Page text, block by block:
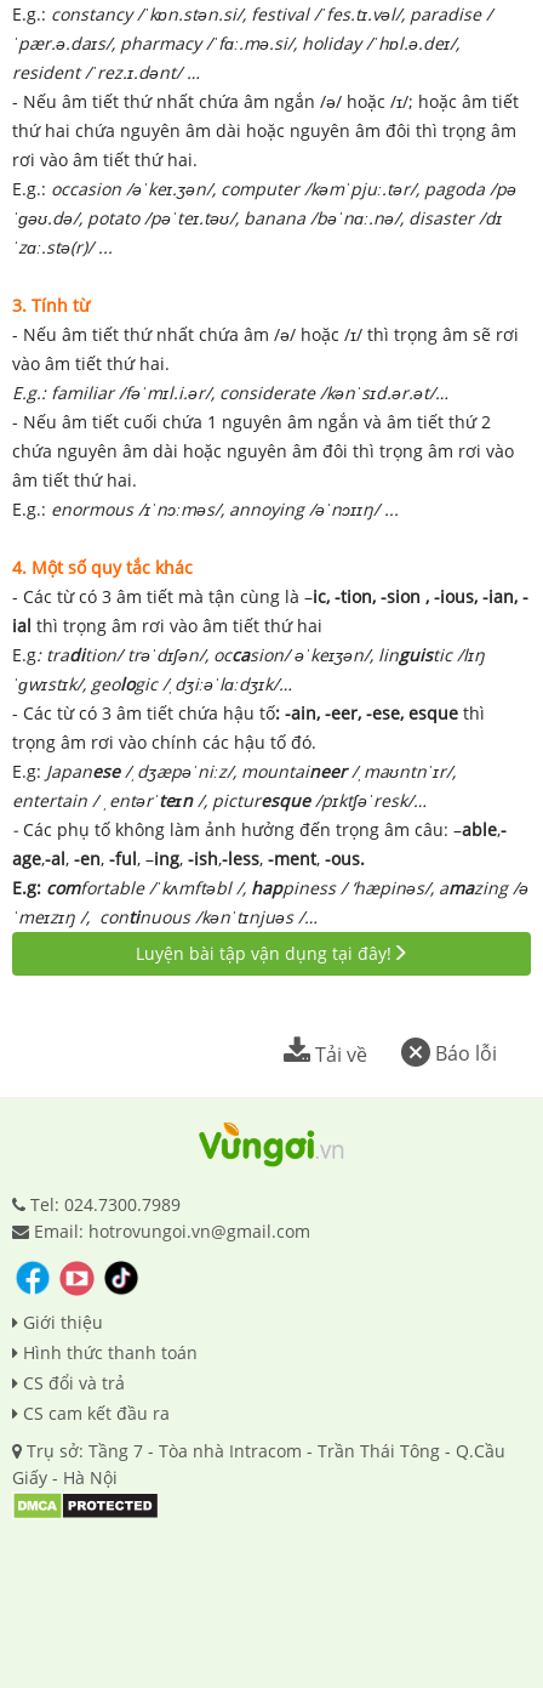
E.g.: constancy /ˈkɒn.stən.si/, festival /ˈfes.tɪ.vəl/, paradise /
ˈpær.ə.daɪs/, pharmacy /ˈfɑː.mə.si/, holiday /ˈhɒl.ə.deɪ/,
resident /ˈrez.ɪ.dənt/ …
- Nếu âm tiết thứ nhất chứa âm ngắn /ə/ hoặc /ɪ/; hoặc âm tiết
thứ hai chứa nguyên âm dài hoặc nguyên âm đôi thì trọng âm
rơi vào âm tiết thứ hai.
E.g.: occasion /əˈkeɪ.ʒən/, computer /kəmˈpjuː.tər/, pagoda /pə
ˈɡəʊ.də/, potato /pəˈteɪ.təʊ/, banana /bəˈnɑː.nə/, disaster /dɪ
ˈzɑː.stə(r)/ ...
3. Tính từ
- Nếu âm tiết thứ nhất chứa âm /ə/ hoặc /ɪ/ thì trọng âm sẽ rơi
vào âm tiết thứ hai.
E.g.: familiar /fəˈmɪl.i.ər/, considerate /kənˈsɪd.ər.ət/…
- Nếu âm tiết cuối chứa 1 nguyên âm ngắn và âm tiết thứ 2
chứa nguyên âm dài hoặc nguyên âm đôi thì trọng âm rơi vào
âm tiết thứ hai.
E.g.: enormous /ɪˈnɔːməs/, annoying /əˈnɔɪɪŋ/ ...
4. Một số quy tắc khác
- Các từ có 3 âm tiết mà tận cùng là –ic, -tion, -sion , -ious, -ian, -
ial thì trọng âm rơi vào âm tiết thứ hai
E.g: tradition/ trəˈdɪʃən/, occasion/ əˈkeɪʒən/, linguistic /lɪŋ
ˈɡwɪstɪk/, geologic /ˌdʒiːəˈlɑːdʒɪk/…
- Các từ có 3 âm tiết chứa hậu tố: -ain, -eer, -ese, esque thì
trọng âm rơi vào chính các hậu tố đó.
E.g: Japanese/ˌdʒæpəˈniːz/, mountaineer/ˌmaʊntnˈɪr/,
entertain / ˌentərˈteɪn/, picturesque/pɪktʃəˈresk/…
- Các phụ tố không làm ảnh hưởng đến trọng âm câu: –able,-
age,-al, -en, -ful, –ing, -ish,-less, -ment, -ous.
E.g: comfortable /ˈkʌmftəbl /, happiness / ‘hæpinəs/, amazing /ə
ˈmeɪzɪŋ /, continuous /kənˈtɪnjuəs /…
Luyện bài tập vận dụng tại đây!
Báo lỗi
Tải về
Tel: 024.7300.7989
Email: hotrovungoi.vn@gmail.com
Giới thiệu
Hình thức thanh toán
CS đổi và trả
CS cam kết đầu ra
Trụ sở: Tầng 7 - Tòa nhà Intracom - Trần Thái Tông - Q.Cầu
Giấy - Hà Nội